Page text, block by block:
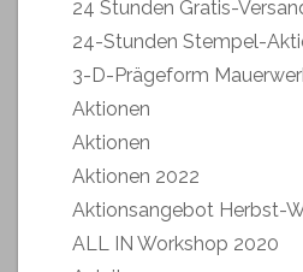
24 Stunden Gratis-
24-Stunden Stempel-
3-D-Prägeform
Aktionen
Aktionen
Aktionen 2022
Aktionsangebot Herbst-
ALL IN Workshop 2020